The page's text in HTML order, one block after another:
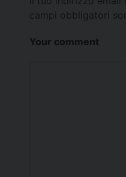
campi obbligatori
Your comment